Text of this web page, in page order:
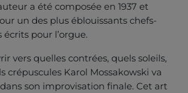
a été composée en 1937 et
un des plus éblouissants chefs-
pour l’orgue.
vers quelles contrées, quels soleils,
crépuscules Karol Mossakowski va
son improvisation finale. Cet art